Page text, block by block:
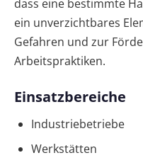
dass eine bestimmte
ein unverzichtbares
Gefahren und zur
Arbeitspraktiken.
Einsatzbereiche
Industriebetriebe
Werkstätten